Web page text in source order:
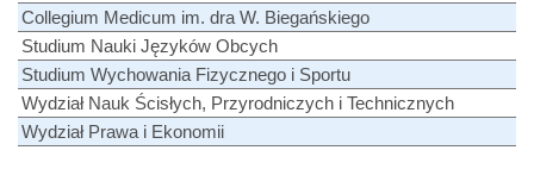
Collegium Medicum im. dra W. Biegańskiego
Studium Nauki Języków Obcych
Studium Wychowania Fizycznego i Sportu
Wydział Nauk Ścisłych, Przyrodniczych i Technicznych
Wydział Prawa i Ekonomii